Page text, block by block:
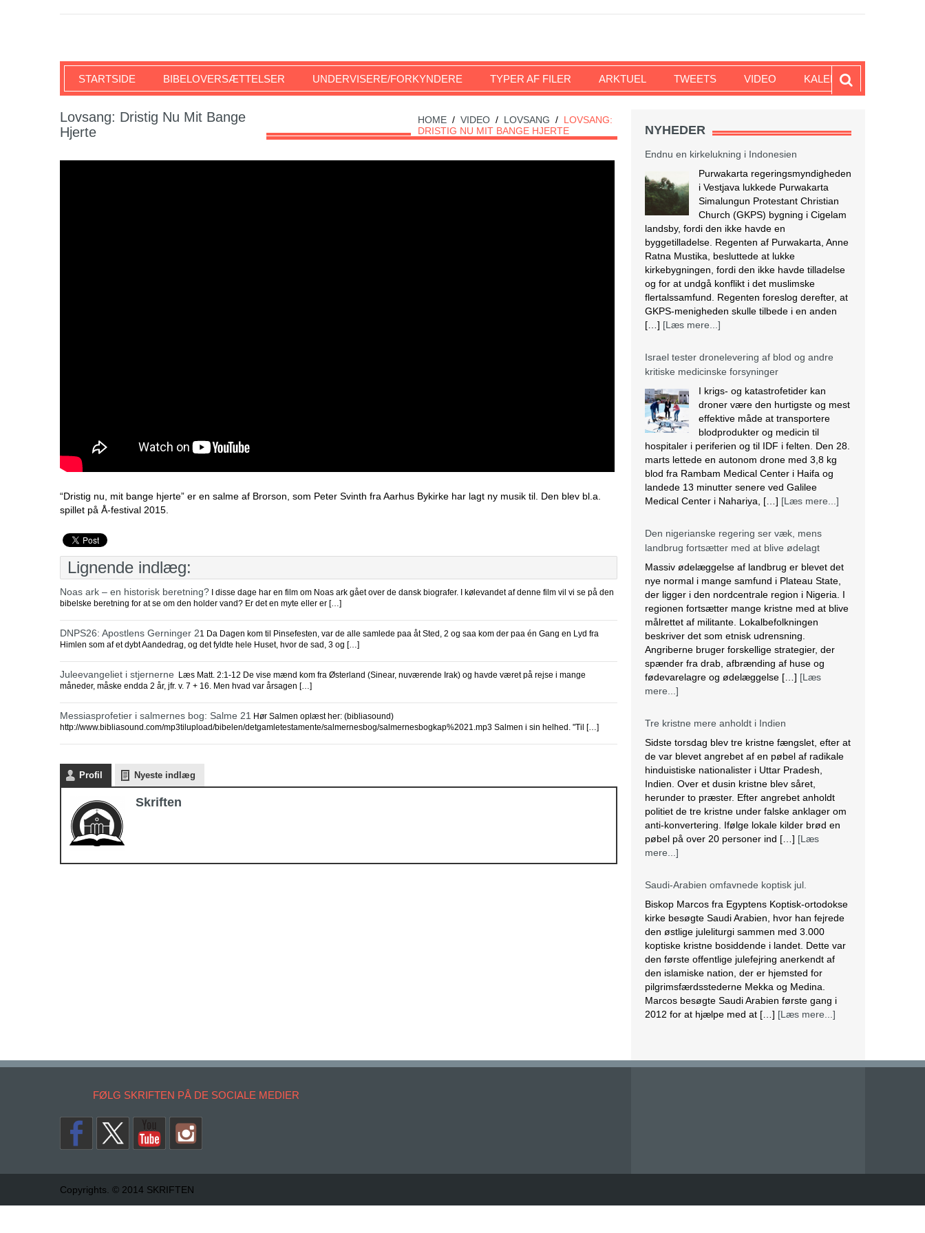
SKRIFTEN
STARTSIDE BIBELOVERSÆTTELSER UNDERVISERE/FORKYNDERE TYPER AF FILER ARKTUEL TWEETS VIDEO KALENDER
HOME / VIDEO / LOVSANG / LOVSANG:
DRISTIG NU MIT BANGE HJERTE
Lovsang: Dristig Nu Mit Bange
Hjerte
“Dristig nu, mit bange hjerte” er en salme af Brorson, som Peter Svinth fra Aarhus Bykirke har lagt ny musik til. Den blev bl.a.
spillet på Å-festival 2015.
Lignende indlæg:
Noas ark – en historisk beretning? I disse dage har en film om Noas ark gået over de dansk biografer. I kølevandet af denne film vil vi se på den
bibelske beretning for at se om den holder vand? Er det en myte eller er […]
DNPS26: Apostlens Gerninger 21 Da Dagen kom til Pinsefesten, var de alle samlede paa åt Sted, 2 og saa kom der paa én Gang en Lyd fra
Himlen som af et dybt Aandedrag, og det fyldte hele Huset, hvor de sad, 3 og […]
Juleevangeliet i stjernerne Læs Matt. 2:1-12 De vise mænd kom fra Østerland (Sinear, nuværende Irak) og havde været på rejse i mange
måneder, måske endda 2 år, jfr. v. 7 + 16. Men hvad var årsagen […]
Messiasprofetier i salmernes bog: Salme 21 Hør Salmen oplæst her: (bibliasound)
http://www.bibliasound.com/mp3tilupload/bibelen/detgamletestamente/salmernesbog/salmernesbogkap%2021.mp3 Salmen i sin helhed. "Til […]
Profil Nyeste indlæg
Skriften
NYHEDER
Endnu en kirkelukning i Indonesien
Purwakarta regeringsmyndigheden
i Vestjava lukkede Purwakarta
Simalungun Protestant Christian
Church (GKPS) bygning i Cigelam
landsby, fordi den ikke havde en
byggetilladelse. Regenten af Purwakarta, Anne
Ratna Mustika, besluttede at lukke
kirkebygningen, fordi den ikke havde tilladelse
og for at undgå konflikt i det muslimske
flertalssamfund. Regenten foreslog derefter, at
GKPS-menigheden skulle tilbede i en anden
[…] [Læs mere...]
Israel tester dronelevering af blod og andre
kritiske medicinske forsyninger
I krigs- og katastrofetider kan
droner være den hurtigste og mest
effektive måde at transportere
blodprodukter og medicin til
hospitaler i periferien og til IDF i felten. Den 28.
marts lettede en autonom drone med 3,8 kg
blod fra Rambam Medical Center i Haifa og
landede 13 minutter senere ved Galilee
Medical Center i Nahariya, […] [Læs mere...]
Den nigerianske regering ser væk, mens
landbrug fortsætter med at blive ødelagt
Massiv ødelæggelse af landbrug er blevet det
nye normal i mange samfund i Plateau State,
der ligger i den nordcentrale region i Nigeria. I
regionen fortsætter mange kristne med at blive
målrettet af militante. Lokalbefolkningen
beskriver det som etnisk udrensning.
Angriberne bruger forskellige strategier, der
spænder fra drab, afbrænding af huse og
fødevarelagre og ødelæggelse […] [Læs
mere...]
Tre kristne mere anholdt i Indien
Sidste torsdag blev tre kristne fængslet, efter at
de var blevet angrebet af en pøbel af radikale
hinduistiske nationalister i Uttar Pradesh,
Indien. Over et dusin kristne blev såret,
herunder to præster. Efter angrebet anholdt
politiet de tre kristne under falske anklager om
anti-konvertering. Ifølge lokale kilder brød en
pøbel på over 20 personer ind […] [Læs
mere...]
Saudi-Arabien omfavnede koptisk jul.
Biskop Marcos fra Egyptens Koptisk-ortodokse
kirke besøgte Saudi Arabien, hvor han fejrede
den østlige juleliturgi sammen med 3.000
koptiske kristne bosiddende i landet. Dette var
den første offentlige julefejring anerkendt af
den islamiske nation, der er hjemsted for
pilgrimsfærdsstederne Mekka og Medina.
Marcos besøgte Saudi Arabien første gang i
2012 for at hjælpe med at […] [Læs mere...]
lovændring
vist på nationalt […][Læs mere...]
Abbas erklærer alle aftaler med Israel og USA
FØLG SKRIFTEN PÅ DE SOCIALE MEDIER
Copyrights. © 2014 SKRIFTEN